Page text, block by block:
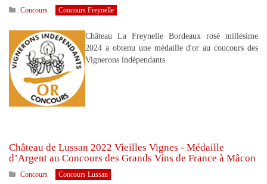
Concours Concours Freynelle
Château La Freynelle Bordeaux rosé millésime
2024 a obtenu une médaille d'or au coucours des
Vignerons indépendants
Château de Lussan 2022 Vieilles Vignes - Médaille
d’Argent au Concours des Grands Vins de France à Mâcon
Concours Concours Lussan